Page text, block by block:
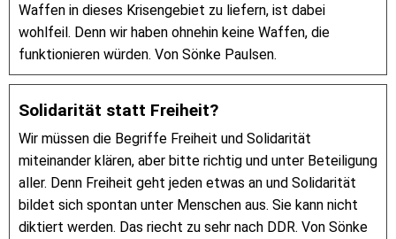
Waffen in dieses Krisengebiet zu liefern, ist dabei
wohlfeil. Denn wir haben ohnehin keine Waffen, die
funktionieren würden. Von Sönke Paulsen.
Solidarität statt Freiheit?
Wir müssen die Begriffe Freiheit und Solidarität
miteinander klären, aber bitte richtig und unter Beteiligung
aller. Denn Freiheit geht jeden etwas an und Solidarität
bildet sich spontan unter Menschen aus. Sie kann nicht
diktiert werden. Das riecht zu sehr nach DDR. Von Sönke